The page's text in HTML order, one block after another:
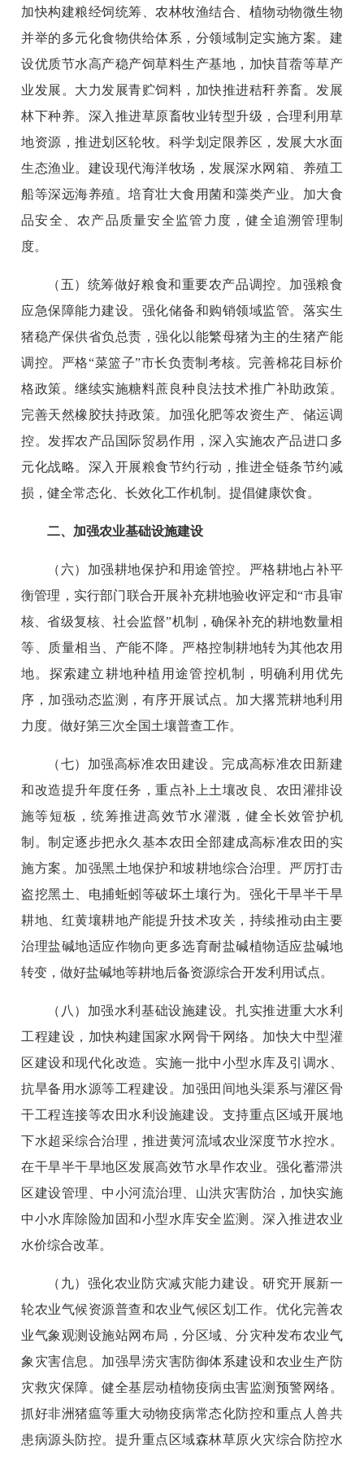
加快构建粮经饲统筹、农林牧渔结合、植物动物微生物
并举的多元化食物供给体系，分领域制定实施方案。建
设优质节水高产稳产饲草料生产基地，加快苜蓿等草产
业发展。大力发展青贮饲料，加快推进秸秆养畜。发展
林下种养。深入推进草原畜牧业转型升级，合理利用草
地资源，推进划区轮牧。科学划定限养区，发展大水面
生态渔业。建设现代海洋牧场，发展深水网箱、养殖工
船等深远海养殖。培育壮大食用菌和藻类产业。加大食
品安全、农产品质量安全监管力度，健全追溯管理制
度。
（五）统筹做好粮食和重要农产品调控。加强粮食
应急保障能力建设。强化储备和购销领域监管。落实生
猪稳产保供省负总责，强化以能繁母猪为主的生猪产能
调控。严格“菜篮子”市长负责制考核。完善棉花目标价
格政策。继续实施糖料蔗良种良法技术推广补助政策。
完善天然橡胶扶持政策。加强化肥等农资生产、储运调
控。发挥农产品国际贸易作用，深入实施农产品进口多
元化战略。深入开展粮食节约行动，推进全链条节约减
损，健全常态化、长效化工作机制。提倡健康饮食。
二、加强农业基础设施建设
（六）加强耕地保护和用途管控。严格耕地占补平
衡管理，实行部门联合开展补充耕地验收评定和“市县审
核、省级复核、社会监督”机制，确保补充的耕地数量相
等、质量相当、产能不降。严格控制耕地转为其他农用
地。探索建立耕地种植用途管控机制，明确利用优先
序，加强动态监测，有序开展试点。加大撂荒耕地利用
力度。做好第三次全国土壤普查工作。
（七）加强高标准农田建设。完成高标准农田新建
和改造提升年度任务，重点补上土壤改良、农田灌排设
施等短板，统筹推进高效节水灌溉，健全长效管护机
制。制定逐步把永久基本农田全部建成高标准农田的实
施方案。加强黑土地保护和坡耕地综合治理。严厉打击
盗挖黑土、电捕蚯蚓等破坏土壤行为。强化干旱半干旱
耕地、红黄壤耕地产能提升技术攻关，持续推动由主要
治理盐碱地适应作物向更多选育耐盐碱植物适应盐碱地
转变，做好盐碱地等耕地后备资源综合开发利用试点。
（八）加强水利基础设施建设。扎实推进重大水利
工程建设，加快构建国家水网骨干网络。加快大中型灌
区建设和现代化改造。实施一批中小型水库及引调水、
抗旱备用水源等工程建设。加强田间地头渠系与灌区骨
干工程连接等农田水利设施建设。支持重点区域开展地
下水超采综合治理，推进黄河流域农业深度节水控水。
在干旱半干旱地区发展高效节水旱作农业。强化蓄滞洪
区建设管理、中小河流治理、山洪灾害防治，加快实施
中小水库除险加固和小型水库安全监测。深入推进农业
水价综合改革。
（九）强化农业防灾减灾能力建设。研究开展新一
轮农业气候资源普查和农业气候区划工作。优化完善农
业气象观测设施站网布局，分区域、分灾种发布农业气
象灾害信息。加强旱涝灾害防御体系建设和农业生产防
灾救灾保障。健全基层动植物疫病虫害监测预警网络。
抓好非洲猪瘟等重大动物疫病常态化防控和重点人兽共
患病源头防控。提升重点区域森林草原火灾综合防控水